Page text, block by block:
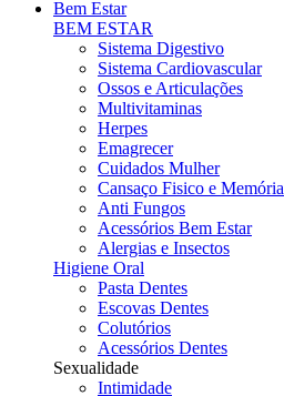
Bem Estar
BEM ESTAR
Sistema Digestivo
Sistema Cardiovascular
Ossos e Articulações
Multivitaminas
Herpes
Emagrecer
Cuidados Mulher
Cansaço Fisico e Memória
Anti Fungos
Acessórios Bem Estar
Alergias e Insectos
Higiene Oral
Pasta Dentes
Escovas Dentes
Colutórios
Acessórios Dentes
Sexualidade
Intimidade